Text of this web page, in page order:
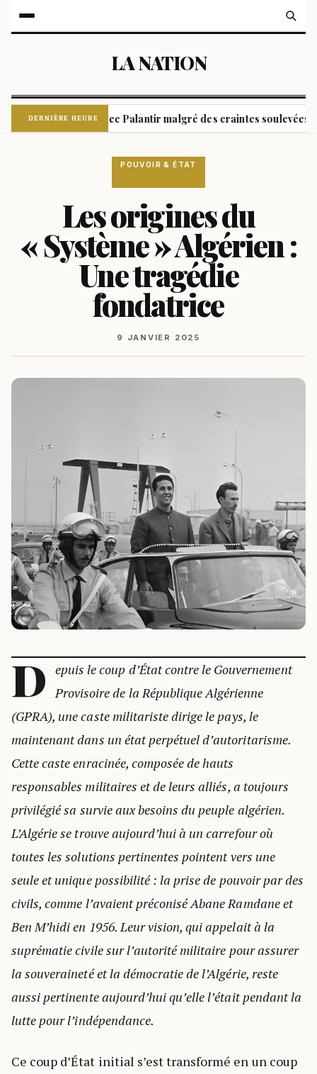
LA NATION
DERNIÈRE HEURE
contrat avec Palantir malgré des craintes soulevées dans un
POUVOIR & ÉTAT
Les origines du
« Système » Algérien :
Une tragédie
fondatrice
9 JANVIER 2025
D epuis le coup d’État contre le Gouvernement
Provisoire de la République Algérienne
(GPRA), une caste militariste dirige le pays, le
maintenant dans un état perpétuel d’autoritarisme.
Cette caste enracinée, composée de hauts
responsables militaires et de leurs alliés, a toujours
privilégié sa survie aux besoins du peuple algérien.
L’Algérie se trouve aujourd’hui à un carrefour où
toutes les solutions pertinentes pointent vers une
seule et unique possibilité : la prise de pouvoir par des
civils, comme l’avaient préconisé Abane Ramdane et
Ben M’hidi en 1956. Leur vision, qui appelait à la
suprématie civile sur l’autorité militaire pour assurer
la souveraineté et la démocratie de l’Algérie, reste
aussi pertinente aujourd’hui qu’elle l’était pendant la
lutte pour l’indépendance.
Ce coup d’État initial s’est transformé en un coup